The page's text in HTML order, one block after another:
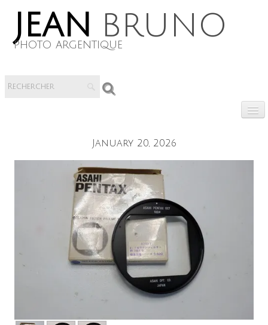
jean bruno
photo argentique
Livres numerique
​Vente de materiels
Réparation
January 20, 2026